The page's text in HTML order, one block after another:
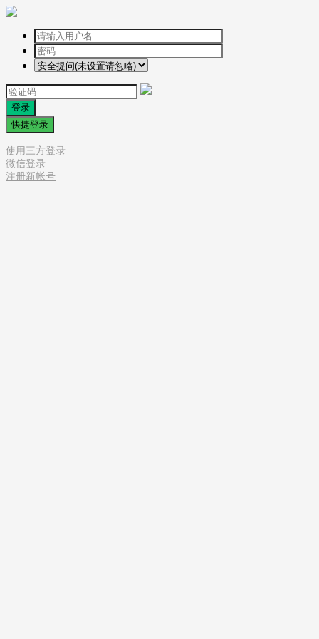
登录
快捷登录
使用三方登录
微信登录
注册新帐号